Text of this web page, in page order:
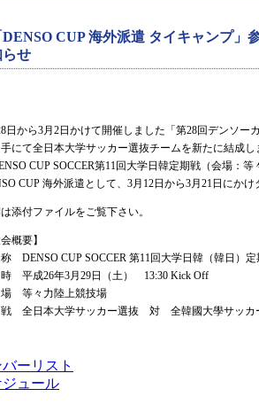
DENSO CUP 海外派遣 タイキャンプ
らせ
日から3月2日かけて開催しました「第28回デンソー
にて全日本大学サッカー選抜チームを新たに結成
CUP SOCCER第11回大学日韓定期戦（会場：
CUP 海外派遣として、3月12日から3月21日にかけ
添付ファイルをご覧下さい。
会概要】
DENSO CUP SOCCER 第11回大学日韓（韓日）定
平成26年3月29日（土） 13:30 Kick Off
等々力陸上競技場
全日本大学サッカー選抜 対 全韓國大學サッカ
バーリスト
ジュール